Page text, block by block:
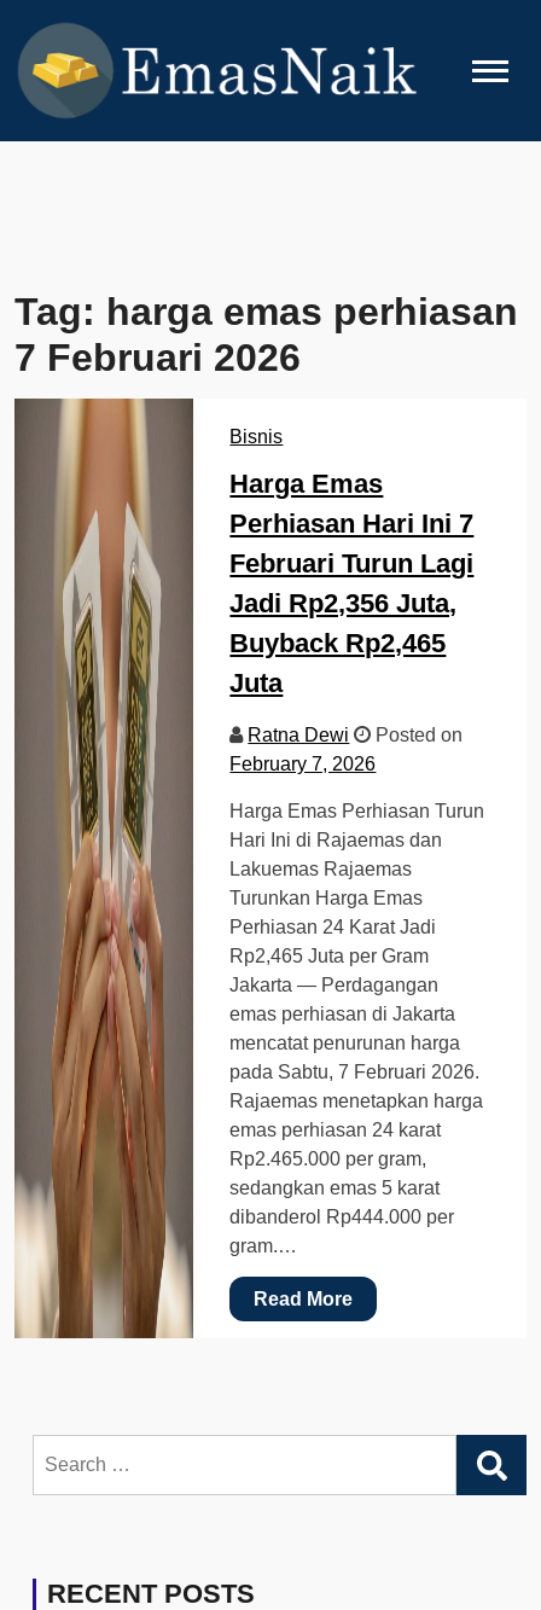
content
EMASNAIK
Topik Seputar Emas
Tag: harga emas perhiasan
7 Februari 2026
Bisnis
Harga Emas
Perhiasan Hari Ini 7
Februari Turun Lagi
Jadi Rp2,356 Juta,
Buyback Rp2,465
Juta
Ratna Dewi
Posted on
February 7, 2026
Harga Emas Perhiasan Turun
Hari Ini di Rajaemas dan
Lakuemas Rajaemas
Turunkan Harga Emas
Perhiasan 24 Karat Jadi
Rp2,465 Juta per Gram
Jakarta — Perdagangan
emas perhiasan di Jakarta
mencatat penurunan harga
pada Sabtu, 7 Februari 2026.
Rajaemas menetapkan harga
emas perhiasan 24 karat
Rp2.465.000 per gram,
sedangkan emas 5 karat
dibanderol Rp444.000 per
gram.…
Read More
for:
RECENT POSTS